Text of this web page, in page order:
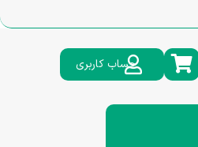
حساب کاربری